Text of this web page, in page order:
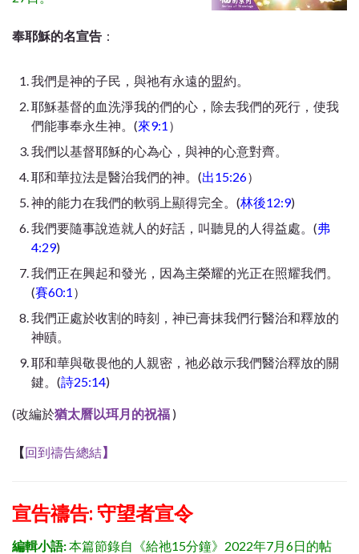
奉耶穌的名宣告 ：
我們是神的子民，與祂有永遠的盟約。
耶穌基督的血洗淨我的們的心，除去我們的死行，使我
們能事奉永生神。(來9:1 ）
我們以基督耶穌的心為心，與神的心意對齊。
耶和華拉法是醫治我們的神。(出15:26）
神的能力在我們的軟弱上顯得完全。(林後12:9)
我們要隨事說造就人的好話，叫聽見的人得益處。(弗
4:29)
我們正在興起和發光，因為主榮耀的光正在照耀我們。
(賽60:1 ）
我們正處於收割的時刻，神已膏抹我們行醫治和釋放的
神賾。
耶和華與敬畏他的人親密，祂必啟示我們醫治釋放的關
鍵。(詩25:14)
(改編於猶太曆以珥月的祝福 )
【回到禱告總結】
宣告禱告: 守望者宣令
編輯小語:本篇節錄自《給祂15分鐘》2022年7月6日的帖